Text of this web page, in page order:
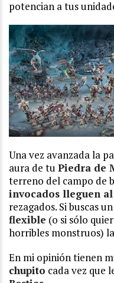
potencian a tus
Una vez avanzada la
aura de tu Piedra de
terreno del campo de
invocados lleguen
rezagados. Si buscas
flexible (o si sólo
horribles monstruos)
En mi opinión tienen
chupito cada vez que